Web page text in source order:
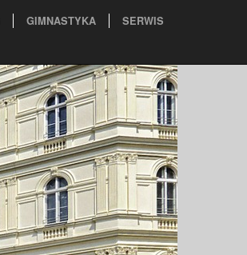
GIMNASTYKA
SERWIS